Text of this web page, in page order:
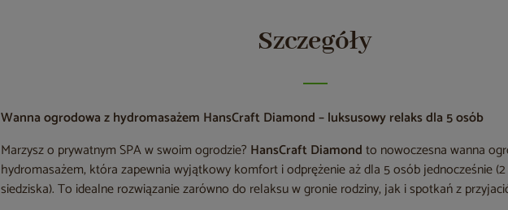
Szczegóły
Wanna ogrodowa z hydromasażem HansCraft Diamond – luksusowy relaks dla 5 osób
Marzysz o prywatnym SPA w swoim ogrodzie? HansCraft Diamondto nowoczesna wanna
hydromasażem, która zapewnia wyjątkowy komfort i odprężenie aż dla 5 osób jednocześnie
siedziska). To idealne rozwiązanie zarówno do relaksu w gronie rodziny, jak i spotkań z